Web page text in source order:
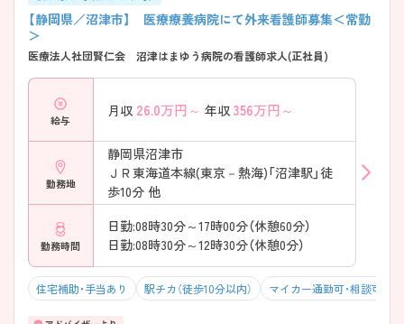
【静岡県／沼津市】 医療療養病院にて外来看護師募集＜常勤
＞
医療法人社団賢仁会 沼津はまゆう病院の看護師求人(正社員)
給与
月収 26.0万円～ 年収 356万円～
勤務地
静岡県沼津市
ＪＲ東海道本線(東京－熱海)「沼津駅」徒
歩10分 他
勤務時間
日勤:08時30分～17時00分（休憩60分）
日勤:08時30分～12時30分（休憩0分）
住宅補助・手当あり 駅チカ（徒歩10分以内） マイカー通勤可・相談可